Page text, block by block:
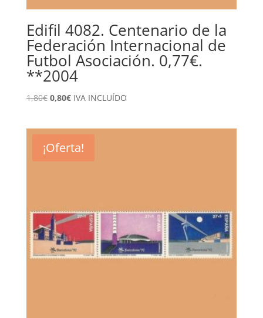
Edifil 4082. Centenario de la
Federación Internacional de
Futbol Asociación. 0,77€.
**2004
1,80€ El
1,80€.
0,80€El
0,80€.
IVA INCLUÍDO
¡Oferta!